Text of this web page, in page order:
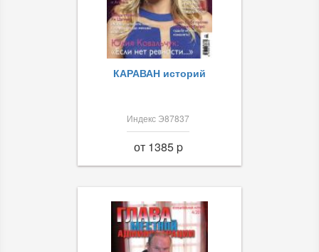
КАРАВАН историй
Индекс Э87837
от 1385 p